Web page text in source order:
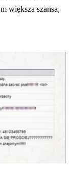
większa szansa,